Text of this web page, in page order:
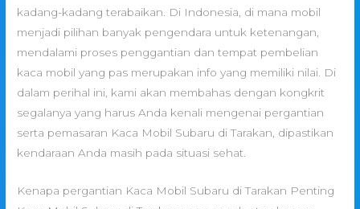
kadang-kadang terabaikan. Di Indonesia, di mana mobil
menjadi pilihan banyak pengendara untuk ketenangan,
mendalami proses penggantian dan tempat pembelian
kaca mobil yang pas merupakan info yang memiliki nilai. Di
dalam perihal ini, kami akan membahas dengan kongkrit
segalanya yang harus Anda kenali mengenai pergantian
serta pemasaran Kaca Mobil Subaru di Tarakan, dipastikan
kendaraan Anda masih pada situasi sehat.
Kenapa pergantian Kaca Mobil Subaru di Tarakan Penting